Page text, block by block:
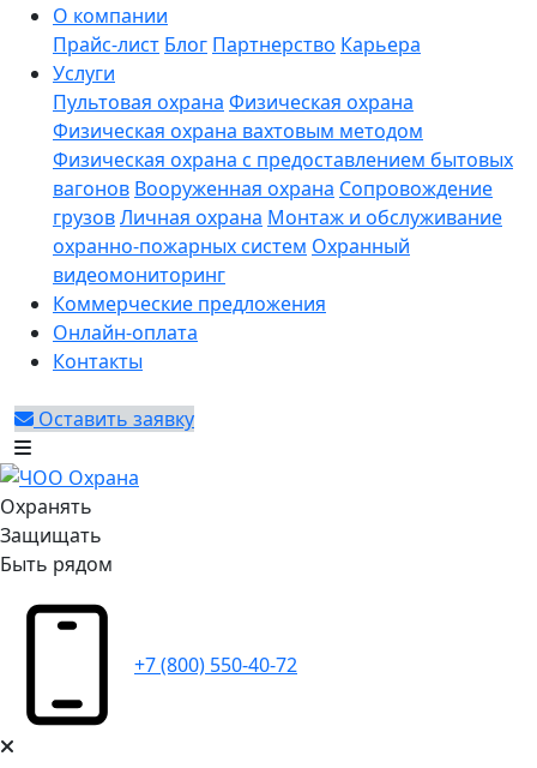
О компании
Прайс-лист Блог Партнерство Карьера
Услуги
Пультовая охрана Физическая охрана
Физическая охрана вахтовым методом
Физическая охрана с предоставлением бытовых
вагонов Вооруженная охрана Сопровождение
грузовЛичная охрана Монтаж и обслуживание
охранно-пожарных систем Охранный
видеомониторинг
Коммерческие предложения
Онлайн-оплата
Контакты
Оставить заявку
Охранять
Защищать
Быть рядом
+7 (800) 550-40-72